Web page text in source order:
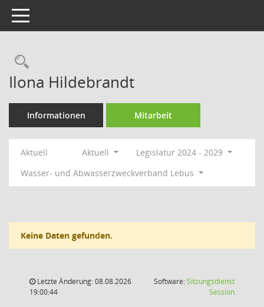
Toggle navigation
Rechercheauswahl
Ilona Hildebrandt
Informationen Mitarbeit
Aktuell Aktuell
Legislatur 2024 - 2029
Wasser- und Abwasserzweckverband Lebus
Keine Daten gefunden.
Letzte Änderung: 08.08.2026
19:00:44
Software:Sitzungsdienst
Session(Wird in